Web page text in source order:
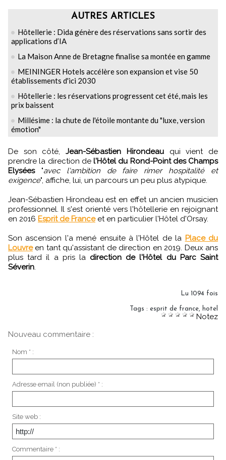
AUTRES ARTICLES
Hôtellerie : Dida génère des réservations sans sortir des
applications d’IA
La Maison Anne de Bretagne finalise sa montée en gamme
MEININGER Hotels accélère son expansion et vise 50
établissements d'ici 2030
Hôtellerie : les réservations progressent cet été, mais les
prix baissent
Millésime : la chute de l'étoile montante du "luxe, version
émotion"
De son côté,Jean-Sébastien Hirondeauqui vient de
prendre la direction de l'Hôtel du Rond-Point des Champs
Elysées"avec l'ambition de faire rimer hospitalité et
exigence", affiche, lui, un parcours un peu plus atypique.
Jean-Sébastien Hirondeau est en effet un ancien musicien
professionnel. Il s'est orienté vers l'hôtellerie en rejoignant
en 2016 Esprit de Franceet en particulier l'Hôtel d'Orsay.
Son ascension l'a mené ensuite à l'Hôtel de la Place du
Louvreen tant qu'assistant de direction en 2019. Deux ans
plus tard il a pris la direction de l'Hôtel du Parc Saint
Séverin
Lu 1094 fois
Tags : esprit de france hotel
Notez
Nouveau commentaire :
Nom * :
Adresse email (non publiée) * :
Site web :
Commentaire * :